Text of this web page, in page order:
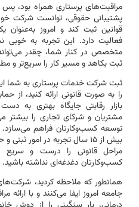
مراقبت‌های پرستاری همراه بود،
پشتیبانی حقوقی، توانست شرکت
قوانین ثبت کند و امروز
فعالیت دارد. این تجربه به
متخصص در کنار شما، چقدر
ثبت بکاهد و مسیر کار را سریع‌تر و
ثبت شرکت خدمات پرستاری به شما
را به صورت قانونی ارائه کنید، از
بازار رقابتی جایگاه بهتری به
مشتریان و شرکای تجاری را بیشتر
بیش از ۱۵ سال تجربه در امور
مراحل قانونی را درست و سریع
کسب‌وکارتان دغدغه‌ای نداشته باشید.
همانطور که ملاحظه کردید،
جامعه امروز ایفا می‌کنند و با